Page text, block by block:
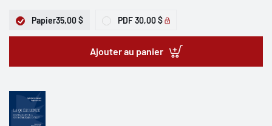
Papier35,00 $ PDF30,00 $
Ajouter au panier